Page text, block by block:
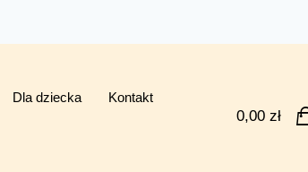
Dla dziecka Kontakt
0,00 zł